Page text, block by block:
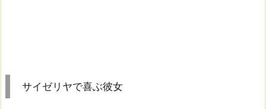
サイゼリヤで喜ぶ彼女